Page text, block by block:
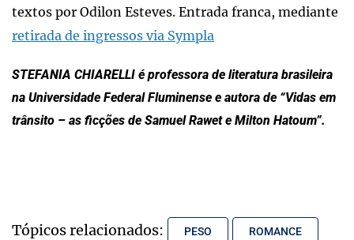
textos por Odilon Esteves. Entrada franca, mediante
retirada de ingressos via Sympla
STEFANIA CHIARELLI é professora de literatura brasileira
na Universidade Federal Fluminense e autora de “Vidas em
trânsito – as ficções de Samuel Rawet e Milton Hatoum”.
Tópicos relacionados: PESO ROMANCE